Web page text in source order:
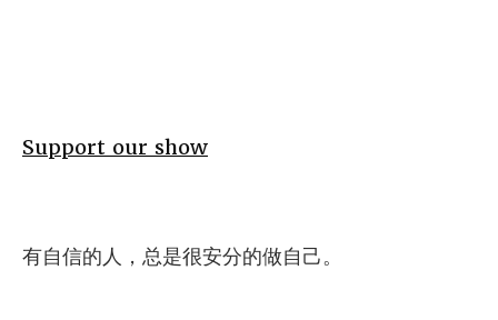
Support our show
有自信的人，总是很安分的做自己。